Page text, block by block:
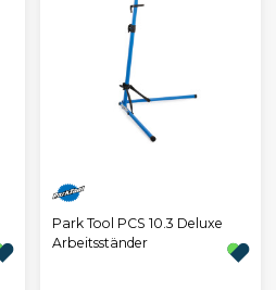
Park Tool PCS 10.3 Deluxe
Arbeitsständer